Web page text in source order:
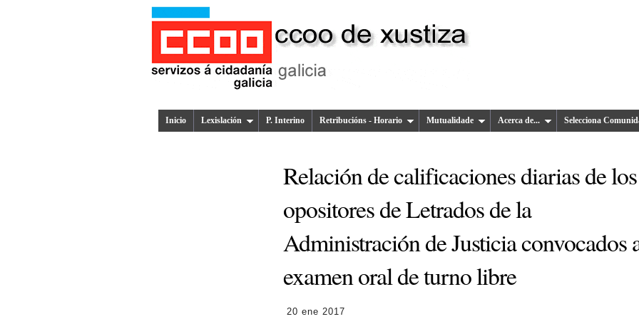
Inicio Lexislación P. Interino Retribucións - Horario Mutualidade Acerca de... Selecciona
Relación de calificaciones diarias de los
opositores de Letrados de la
Administración de Justicia convocados
examen oral de turno libre
20 ene 2017